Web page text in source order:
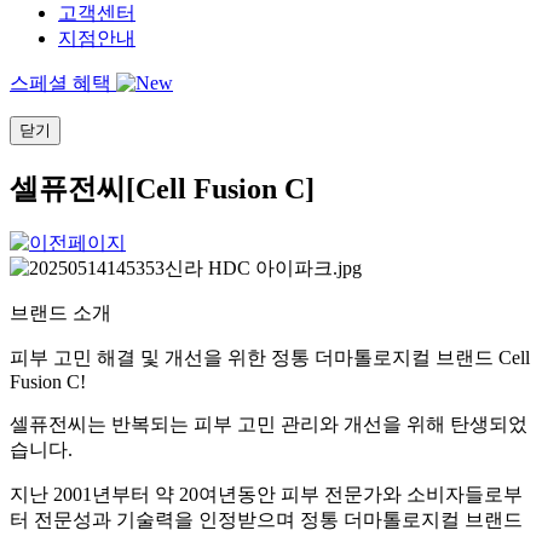
고객센터
지점안내
스페셜 혜택
닫기
셀퓨전씨[Cell Fusion C]
브랜드 소개
피부 고민 해결 및 개선을 위한 정통 더마톨로지컬 브랜드 Cell
Fusion C!
셀퓨전씨는 반복되는 피부 고민 관리와 개선을 위해 탄생되었
습니다.
지난 2001년부터 약 20여년동안 피부 전문가와 소비자들로부
터 전문성과 기술력을 인정받으며 정통 더마톨로지컬 브랜드